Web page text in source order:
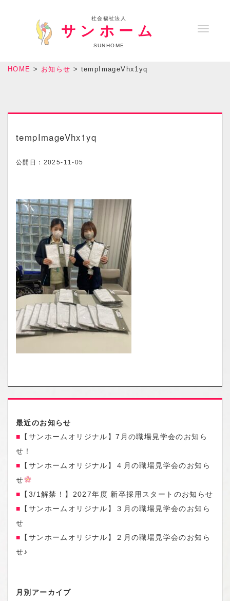
T
社会福祉法人
サンホーム
SUNHOME
HOME > お知らせ > tempImageVhx1yq
tempImageVhx1yq
公開日： 2025-11-05
最近のお知らせ
【サンホームオリジナル】7月の職場見学会のお知ら
せ！
【サンホームオリジナル】４月の職場見学会のお知ら
せ
【3/1解禁！】2027年度 新卒採用スタートのお知らせ
【サンホームオリジナル】３月の職場見学会のお知ら
せ
【サンホームオリジナル】２月の職場見学会のお知ら
せ♪
月別アーカイブ